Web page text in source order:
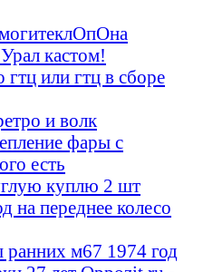
кастом!
или гтц в сборе
и волк
фары с
есть
куплю 2 шт
переднее колесо
м67 1974 год